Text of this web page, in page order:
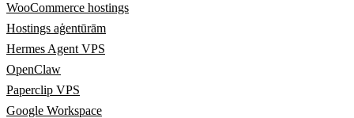
WooCommerce hostings
Hostings aģentūrām
Hermes Agent VPS
OpenClaw
Paperclip VPS
Google Workspace